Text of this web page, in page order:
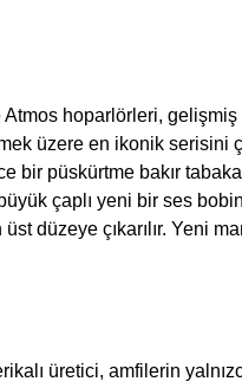
Atmos hoparlörleri, gelişmiş
üzere en ikonik serisini
bir püskürtme bakır
çaplı yeni bir ses
düzeye çıkarılır. Yeni
üretici, amfilerin